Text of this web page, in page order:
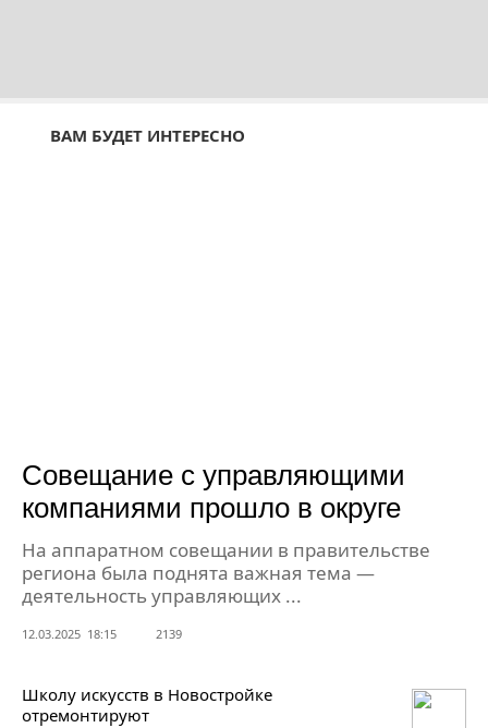
ВАМ БУДЕТ ИНТЕРЕСНО
Совещание с управляющими
компаниями прошло в округе
На аппаратном совещании в правительстве
региона была поднята важная тема —
деятельность управляющих ...
12.03.2025 18:15 2139
Школу искусств в Новостройке
отремонтируют